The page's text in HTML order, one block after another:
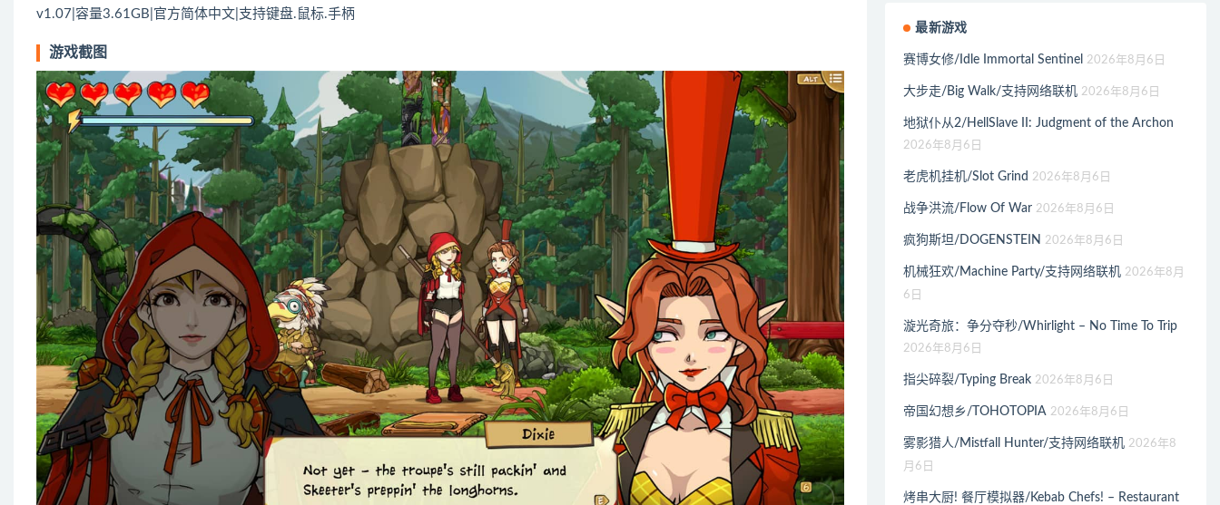
v1.07|容量3.61GB|官方简体中文|支持键盘.鼠标.手柄
游戏截图
最新游戏
赛博女修/Idle Immortal Sentinel 2026年8月6日
大步走/Big Walk/支持网络联机 2026年8月6日
地狱仆从2/HellSlave II: Judgment of the Archon
2026年8月6日
老虎机挂机/Slot Grind 2026年8月6日
战争洪流/Flow Of War 2026年8月6日
疯狗斯坦/DOGENSTEIN 2026年8月6日
机械狂欢/Machine Party/支持网络联机 2026年8月
6日
漩光奇旅：争分夺秒/Whirlight – No Time To Trip
2026年8月6日
指尖碎裂/Typing Break 2026年8月6日
帝国幻想乡/TOHOTOPIA 2026年8月6日
雾影猎人/Mistfall Hunter/支持网络联机 2026年8
月6日
烤串大厨! 餐厅模拟器/Kebab Chefs! – Restaurant